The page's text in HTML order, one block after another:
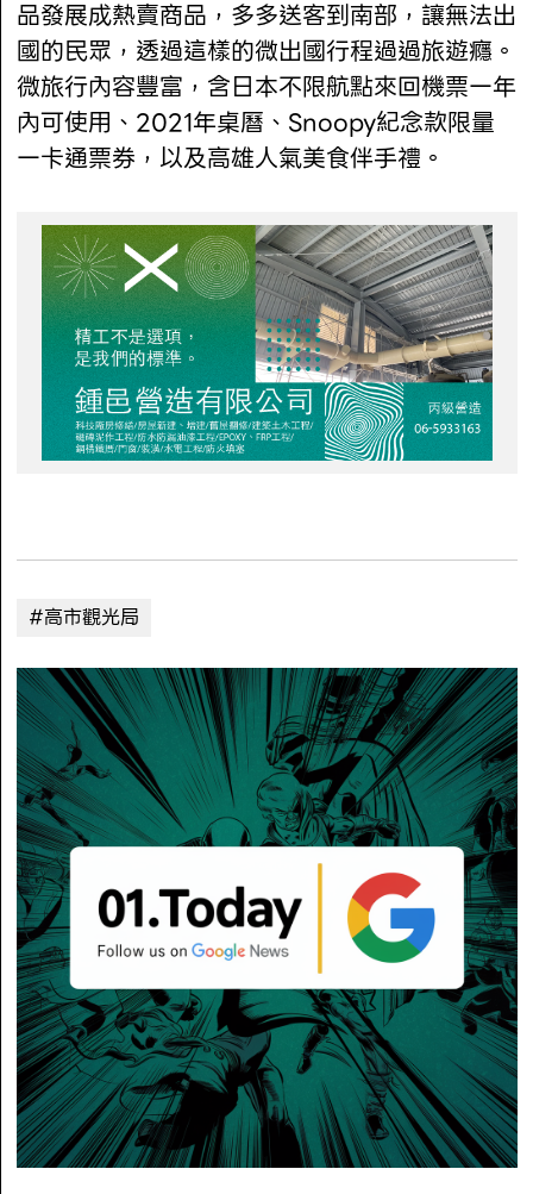
品發展成熱賣商品，多多送客到南部，讓無法出
國的民眾，透過這樣的微出國行程過過旅遊癮。
微旅行內容豐富，含日本不限航點來回機票一年
內可使用、2021年桌曆、Snoopy紀念款限量
一卡通票券，以及高雄人氣美食伴手禮。
#高市觀光局